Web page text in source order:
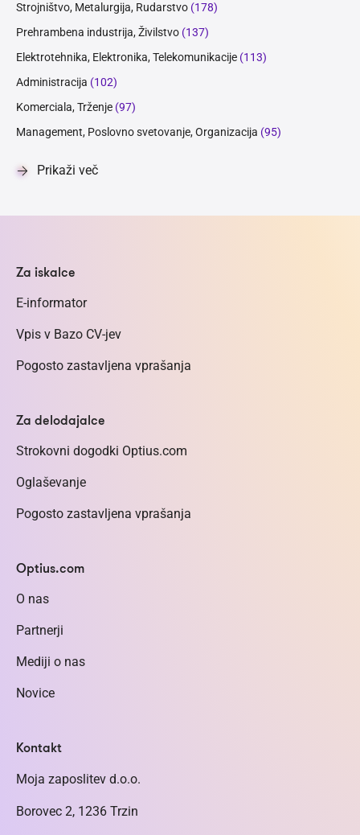
Strojništvo, Metalurgija, Rudarstvo (178)
Prehrambena industrija, Živilstvo (137)
Elektrotehnika, Elektronika, Telekomunikacije (113)
Administracija (102)
Komerciala, Trženje (97)
Management, Poslovno svetovanje, Organizacija (95)
Prikaži več
Za iskalce
E-informator
Vpis v Bazo CV-jev
Pogosto zastavljena vprašanja
Za delodajalce
Strokovni dogodki Optius.com
Oglaševanje
Pogosto zastavljena vprašanja
Optius.com
O nas
Partnerji
Mediji o nas
Novice
Kontakt
Moja zaposlitev d.o.o.
Borovec 2, 1236 Trzin